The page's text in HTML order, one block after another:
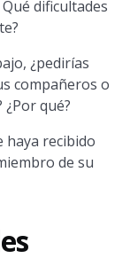
dificultades
¿pedirías
compañeros o
qué?
haya recibido
de su